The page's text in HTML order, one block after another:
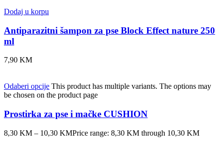
Dodaj u korpu
Antiparazitni šampon za pse Block Effect nature 250
ml
7,90 KM
Odaberi opcije This product has multiple variants. The options may
be chosen on the product page
Prostirka za pse i mačke CUSHION
8,30 KM – 10,30 KMPrice range: 8,30 KM through 10,30 KM